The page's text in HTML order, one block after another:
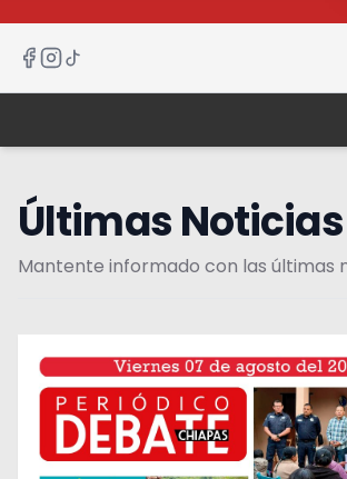
Últimas Noticias
Mantente informado con las últimas